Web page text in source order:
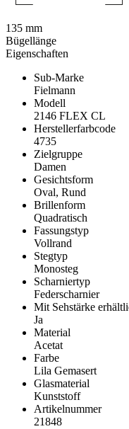
Eigenschaften
Sub-Marke
Fielmann
Modell
2146 FLEX CL
Herstellerfarbcode
4735
Zielgruppe
Damen
Gesichtsform
Oval, Rund
Brillenform
Quadratisch
Fassungstyp
Vollrand
Stegtyp
Monosteg
Scharniertyp
Federscharnier
Mit Sehstärke
Ja
Material
Acetat
Farbe
Lila Gemasert
Glasmaterial
Kunststoff
Artikelnummer
21848
135 mm
Bügellänge